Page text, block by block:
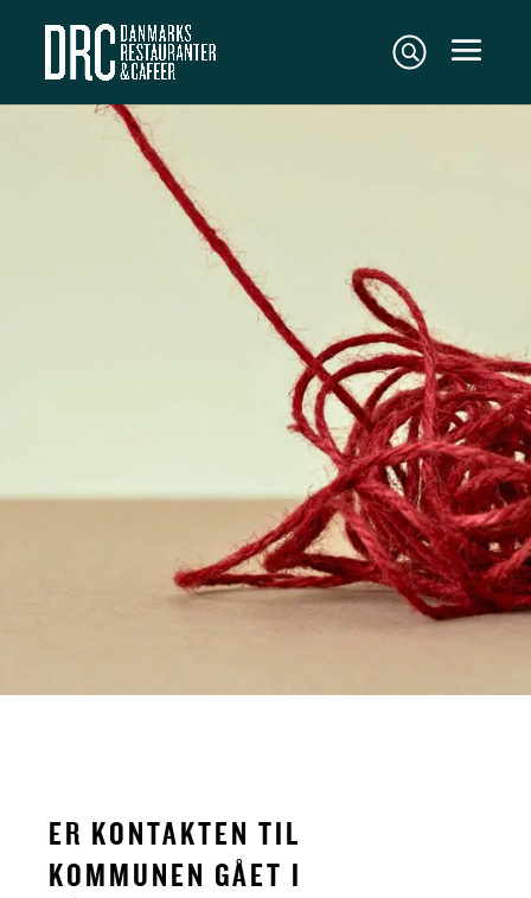
ER KONTAKTEN TIL
KOMMUNEN GÅET I